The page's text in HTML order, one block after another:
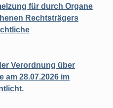
für durch Organe
Rechtsträgers
Verordnung über
am 28.07.2026 im